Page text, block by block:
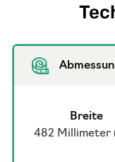
Breite
482 Millimeter